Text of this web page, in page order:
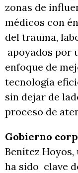
zonas de
médicos con
del trauma,
apoyados por
enfoque de
tecnología
sin dejar de
proceso de
Gobierno
Benítez
ha sido clave